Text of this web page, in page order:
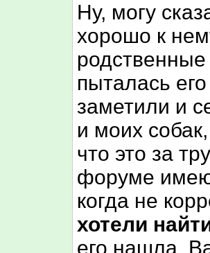
Ну, могу
хорошо к
пыталась
заметили и
и моих
что это за
форуме имею
когда не
хотели
его